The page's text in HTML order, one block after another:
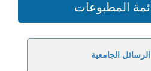
المطبوعات
الجامعية